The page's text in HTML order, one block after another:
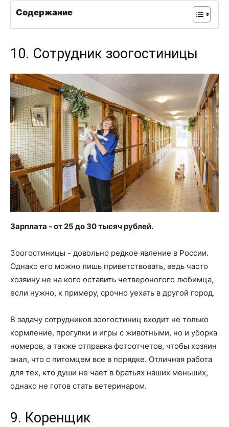
Содержание
10. Сотрудник зоогостиницы
Зарплата - от 25 до 30 тысяч рублей.
Зоогостиницы - довольно редкое явление в России.
Однако его можно лишь приветствовать, ведь часто
хозяину не на кого оставить четвероногого любимца,
если нужно, к примеру, срочно уехать в другой город.
В задачу сотрудников зоогостиниц входит не только
кормление, прогулки и игры с животными, но и уборка
номеров, а также отправка фотоотчетов, чтобы хозяин
знал, что с питомцем все в порядке. Отличная работа
для тех, кто души не чает в братьях наших меньших,
однако не готов стать ветеринаром.
9. Коренщик